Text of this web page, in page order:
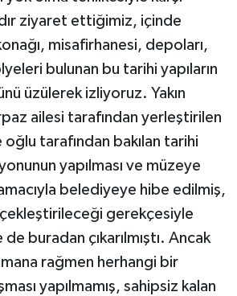
ziyaret ettiğimiz, içinde
misafirhanesi, depoları,
bulunan bu tarihi yapıların
üzülerek izliyoruz. Yakın
ailesi tarafından yerleştirilen
tarafından bakılan tarihi
yapılması ve müzeye
belediyeye hibe edilmiş,
gerekçesiyle
buradan çıkarılmıştı. Ancak
rağmen herhangi bir
yapılmamış, sahipsiz kalan